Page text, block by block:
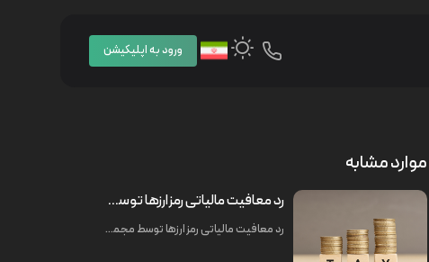
ورود به اپلیکیشن
موارد مشابه
رد معافیت مالیاتی رمزارزها توسط مجمع تشخیص مصلحت نظام
رد معافیت مالیاتی رمزارزها توسط مجمع تشخیص مصلحت نظام